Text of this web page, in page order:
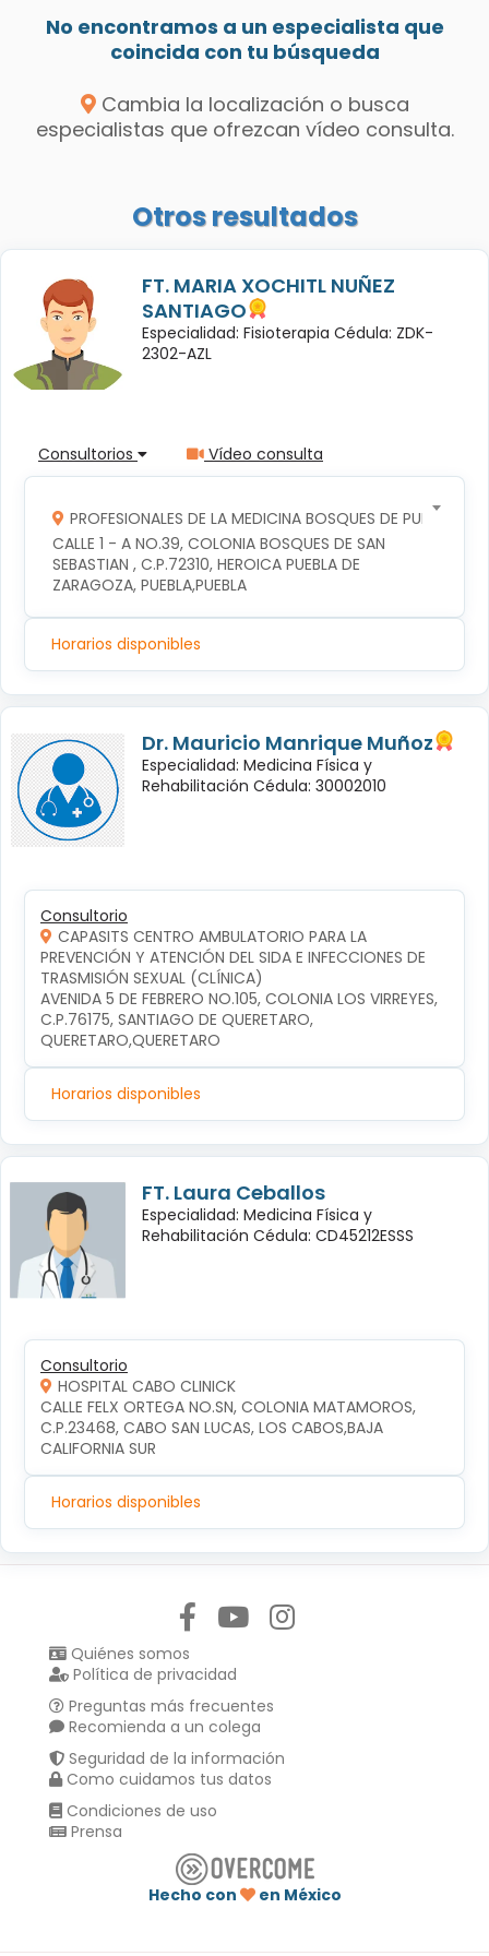
No encontramos a un especialista que
coincida con tu búsqueda
Cambia la localización o busca
especialistas que ofrezcan vídeo consulta.
Otros resultados
FT. MARIA XOCHITL NUÑEZ
SANTIAGO
Especialidad: Fisioterapia Cédula: ZDK-
2302-AZL
Consultorios Vídeo consulta
PROFESIONALES DE LA MEDICINA BOSQUES DE PUEBLA S
CALLE 1 - A NO.39, COLONIA BOSQUES DE SAN
SEBASTIAN , C.P.72310, HEROICA PUEBLA DE
ZARAGOZA, PUEBLA,PUEBLA
Horarios disponibles
Dr. Mauricio Manrique Muñoz
Especialidad: Medicina Física y
Rehabilitación Cédula: 30002010
Consultorio
CAPASITS CENTRO AMBULATORIO PARA LA
PREVENCIÓN Y ATENCIÓN DEL SIDA E INFECCIONES DE
TRASMISIÓN SEXUAL (CLÍNICA)
AVENIDA 5 DE FEBRERO NO.105, COLONIA LOS VIRREYES,
C.P.76175, SANTIAGO DE QUERETARO,
QUERETARO,QUERETARO
Horarios disponibles
FT. Laura Ceballos
Especialidad: Medicina Física y
Rehabilitación Cédula: CD45212ESSS
Consultorio
HOSPITAL CABO CLINICK
CALLE FELX ORTEGA NO.SN, COLONIA MATAMOROS,
C.P.23468, CABO SAN LUCAS, LOS CABOS,BAJA
CALIFORNIA SUR
Horarios disponibles
Quiénes somos
Política de privacidad
Preguntas más frecuentes
Recomienda a un colega
Seguridad de la información
Como cuidamos tus datos
Condiciones de uso
Prensa
Hecho con
en México